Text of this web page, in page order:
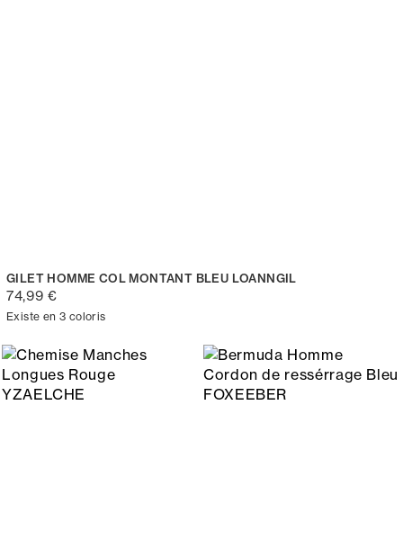
GILET HOMME COL MONTANT BLEU LOANNGIL
74,99 €
Existe en 3 coloris